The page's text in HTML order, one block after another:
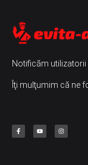
Notificăm utilizatorii
Îţi mulţumim că ne